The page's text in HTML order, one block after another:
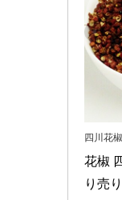
四川花椒
花椒
り売り